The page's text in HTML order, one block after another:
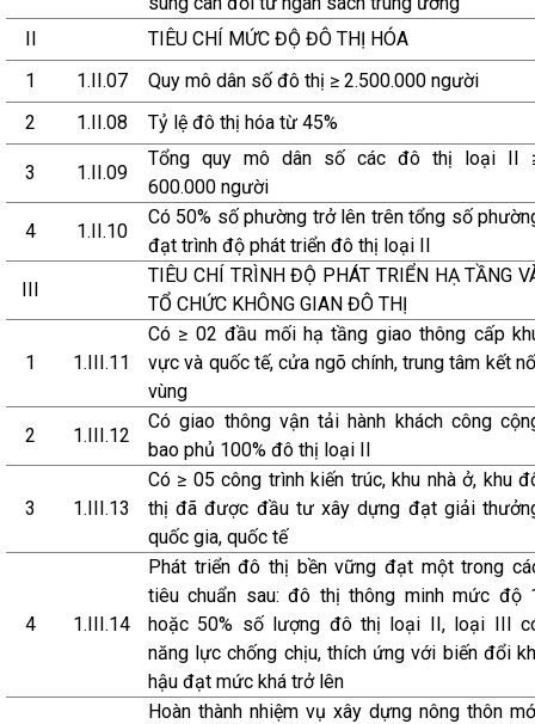
II
TIÊU CHÍ MỨC ĐỘ ĐÔ THỊ HÓA
1
1.II.07
Quy mô dân số đô thị ≥ 2.500.000 người
2
1.II.08 Tỷ lệ đô thị hóa từ 45%
3 1.II.09
Tổng quy mô dân số các đô thị loại II
600.000 người
4
1.II.10
Có 50% số phường trở lên trên tổng số
đạt trình độ phát triển đô thị loại II
III
TIÊU CHÍ TRÌNH ĐỘ PHÁT TRIỂN HẠ TẦNG
TỔ CHỨC KHÔNG GIAN ĐÔ THỊ
1 1.III.11
Có ≥ 02 đầu mối hạ tầng giao thông cấp
vực và quốc tế, cửa ngõ chính, trung tâm kết
vùng
2
1.III.12
Có giao thông vận tải hành khách công
bao phủ 100% đô thị loại II
3 1.III.13
Có ≥ 05 công trình kiến trúc, khu nhà ở, khu
thị đã được đầu tư xây dựng đạt giải
quốc gia, quốc tế
4 1.III.14
Phát triển đô thị bền vững đạt một trong
tiêu chuẩn sau: đô thị thông minh mức độ
hoặc 50% số lượng đô thị loại II, loại III
năng lực chống chịu, thích ứng với biến đổi
hậu đạt mức khá trở lên
Hoàn thành nhiệm vụ xây dựng nông thôn